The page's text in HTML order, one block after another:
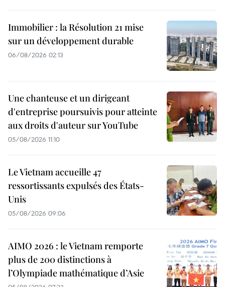
Immobilier : la Résolution 21 mise
sur un développement durable
06/08/2026 02:13
Une chanteuse et un dirigeant
d'entreprise poursuivis pour atteinte
aux droits d'auteur sur YouTube
05/08/2026 11:10
Le Vietnam accueille 47
ressortissants expulsés des États-
Unis
05/08/2026 09:06
AIMO 2026 : le Vietnam remporte
plus de 200 distinctions à
l’Olympiade mathématique d’Asie